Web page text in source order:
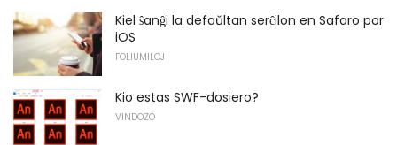
Kiel ŝanĝi la defaŭltan serĉilon en Safaro por
iOS
FOLIUMILOJ
Kio estas SWF-dosiero?
VINDOZO